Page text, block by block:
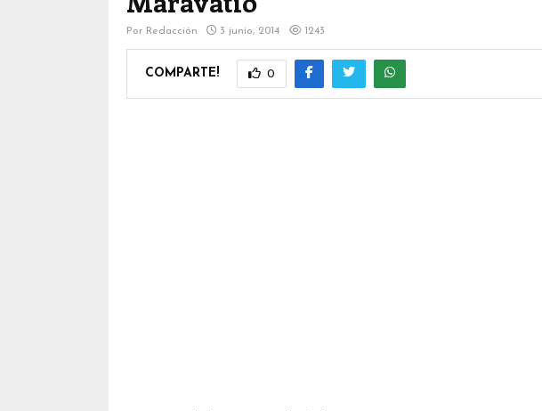
Por Redacción 3 junio, 2014 1243
COMPARTE! 0